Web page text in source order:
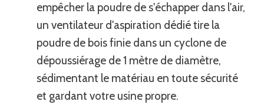
empêcher la poudre de s'échapper dans l'air,
un ventilateur d'aspiration dédié tire la
poudre de bois finie dans un cyclone de
dépoussiérage de 1 mètre de diamètre,
sédimentant le matériau en toute sécurité
et gardant votre usine propre.